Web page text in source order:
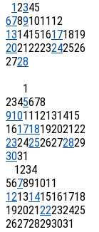
12345
67891011 12
13141516171819
20212223242526
2728
1
2345678
91011 12131415
16171819202122
23242526272829
3031
1234
567891011
12131415161718
19202122232425
262728293031